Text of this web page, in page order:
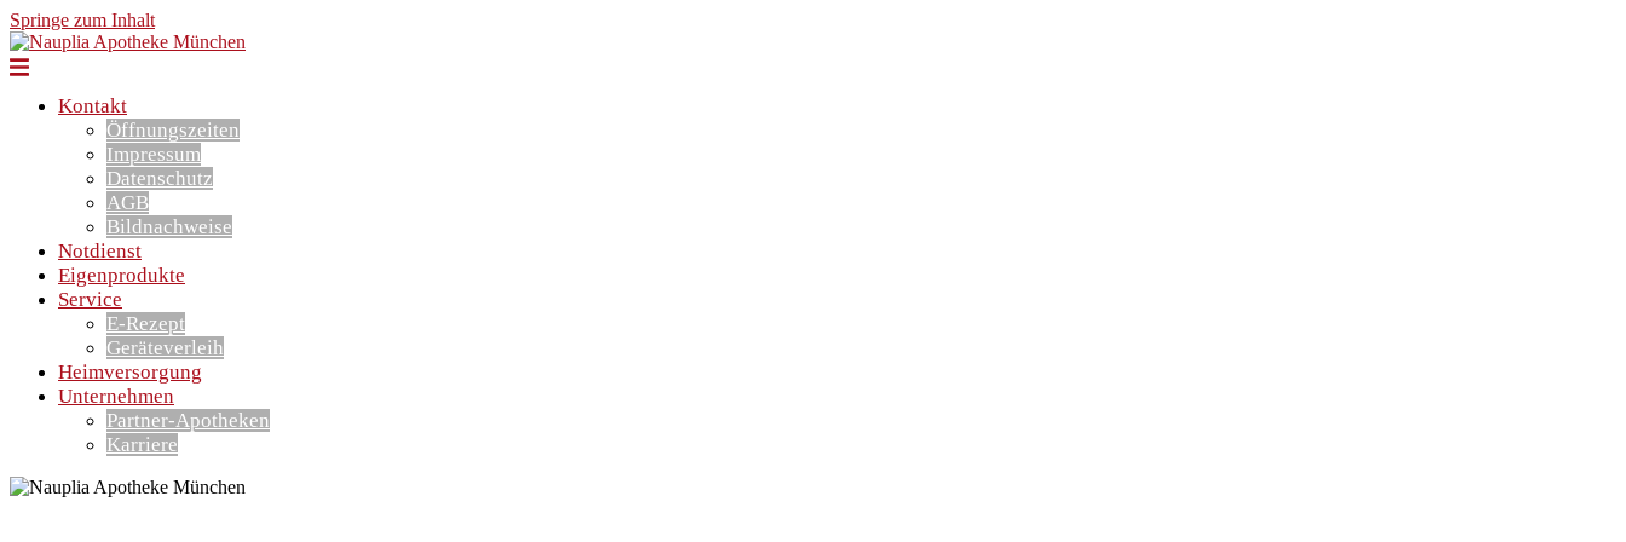
Springe zum Inhalt
Kontakt
Öffnungszeiten
Impressum
Datenschutz
AGB
Bildnachweise
Notdienst
Eigenprodukte
Service
E-Rezept
Geräteverleih
Heimversorgung
Unternehmen
Partner-Apotheken
Karriere